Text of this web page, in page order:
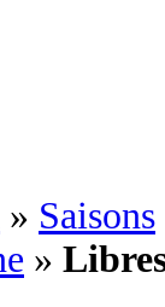
» Saisons
»